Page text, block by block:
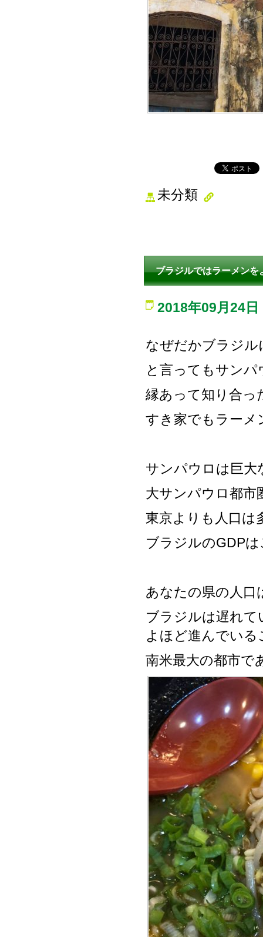
未分類
ブラジルではラーメンを
2018年09月24日
なぜだかブラジ
と言ってもサン
縁あって知り合っ
すき家でもラーメ
サンパウロは巨大
大サンパウロ都市
東京よりも人口は
ブラジルのGDP
あなたの県の人口
ブラジルは遅れ
よほど進んでい
南米最大の都市で